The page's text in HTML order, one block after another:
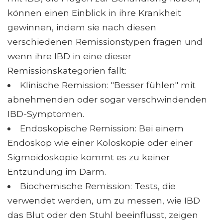
können einen Einblick in ihre Krankheit
gewinnen, indem sie nach diesen
verschiedenen Remissionstypen fragen und
wenn ihre IBD in eine dieser
Remissionskategorien fällt:
Klinische Remission: "Besser fühlen" mit
abnehmenden oder sogar verschwindenden
IBD-Symptomen.
Endoskopische Remission: Bei einem
Endoskop wie einer Koloskopie oder einer
Sigmoidoskopie kommt es zu keiner
Entzündung im Darm.
Biochemische Remission: Tests, die
verwendet werden, um zu messen, wie IBD
das Blut oder den Stuhl beeinflusst, zeigen